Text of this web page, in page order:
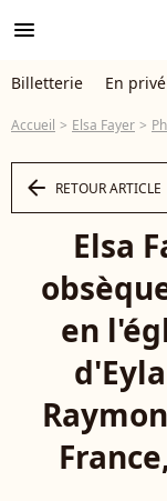
menu
Billetterie En
Accueil Elsa Fayer
arrow_left RETOUR ARTICLE
Elsa
en